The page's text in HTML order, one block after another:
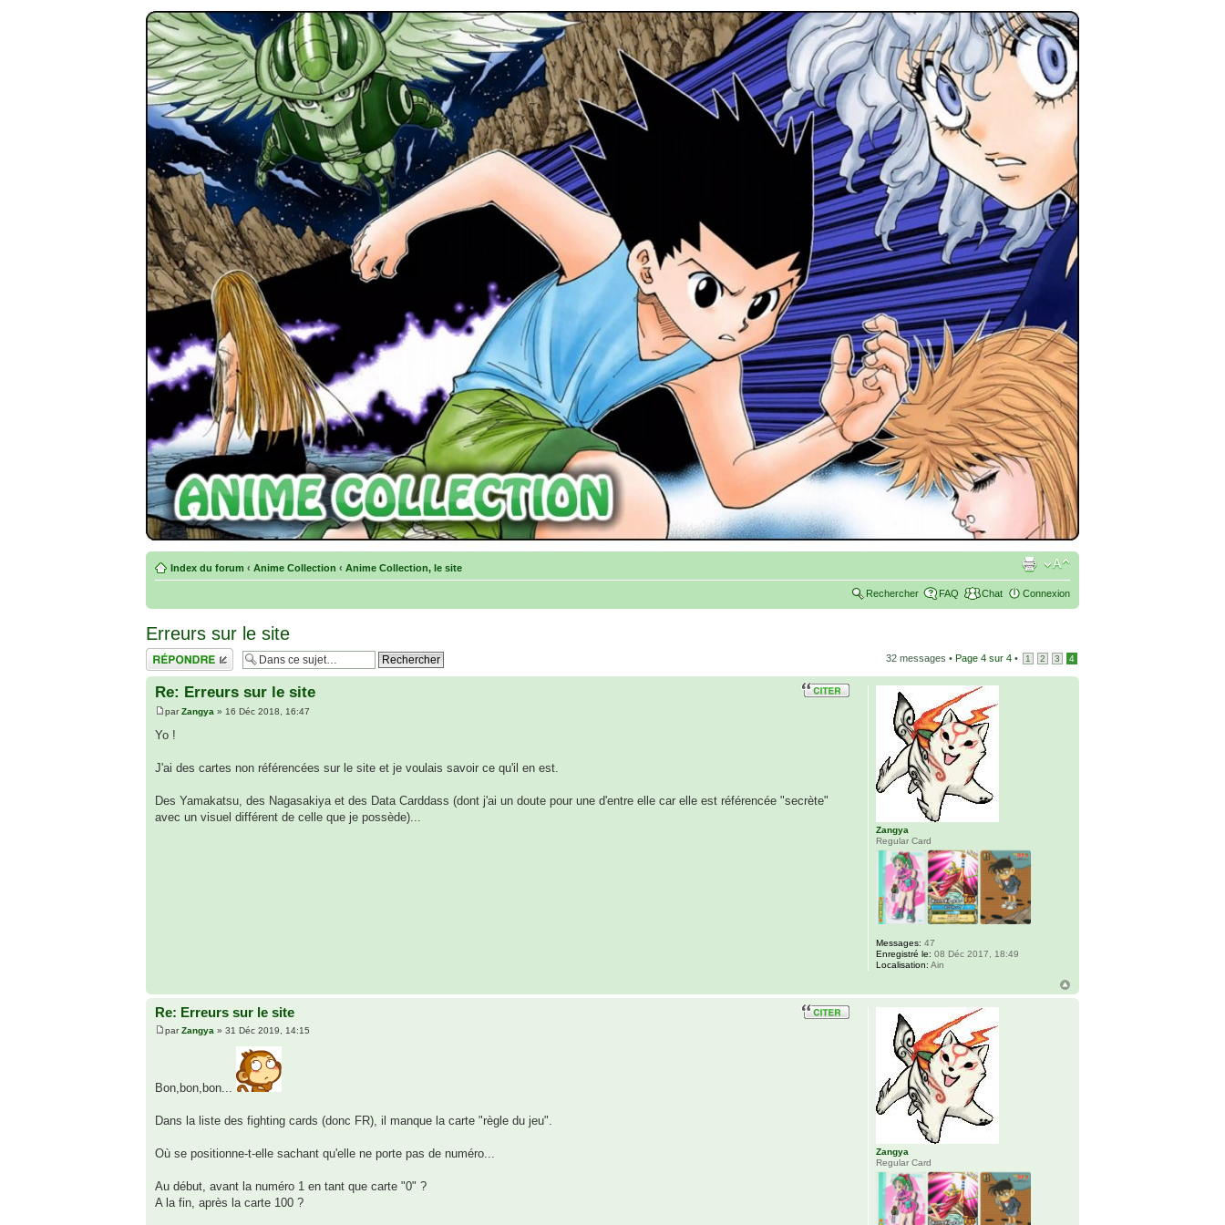
Index du forum ‹ Anime Collection ‹ Anime Collection, le site
Rechercher FAQ Chat Connexion
Erreurs sur le site
Répondre 32 messages • Page 4 sur 4 • 1 2 3 4
Re: Erreurs sur le site
parZangya » 16 Déc 2018, 16:47
Yo !
J'ai des cartes non référencées sur le site et je voulais savoir ce qu'il en est.
Des Yamakatsu, des Nagasakiya et des Data Carddass (dont j'ai un doute pour une d'entre elle car elle est référencée "secrète"
avec un visuel différent de celle que je possède)...
Zangya
Regular Card
Messages: 47
Enregistré le: 08 Déc 2017, 18:49
Localisation: Ain
Re: Erreurs sur le site
parZangya » 31 Déc 2019, 14:15
Bon,bon,bon...
Dans la liste des fighting cards (donc FR), il manque la carte "règle du jeu".
Où se positionne-t-elle sachant qu'elle ne porte pas de numéro...
Au début, avant la numéro 1 en tant que carte "0" ?
A la fin, après la carte 100 ?
Zangya
Regular Card